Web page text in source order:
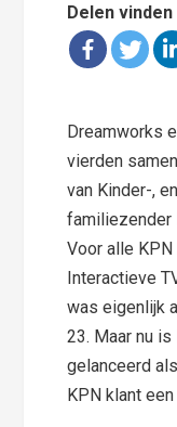
Delen
Dreamworks
vierden
van Kinder-, en
familiezender
Voor alle
Interactieve
was eigenlijk
23. Maar nu
gelanceerd
KPN klant